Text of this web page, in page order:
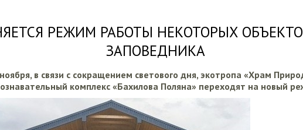
РЕЖИМ РАБОТЫ НЕКОТОРЫХ
ЗАПОВЕДНИКА
в связи с сокращением светового дня, экотропа «Храм
комплекс «Бахилова Поляна» переходят на новый